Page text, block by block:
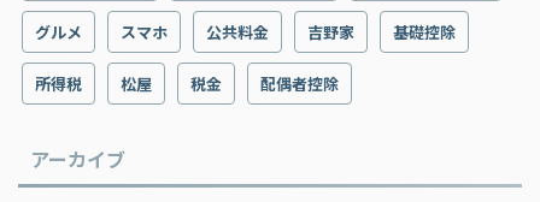
グルメ スマホ 公共料金 吉野家 基礎控除
所得税 松屋 税金 配偶者控除
アーカイブ